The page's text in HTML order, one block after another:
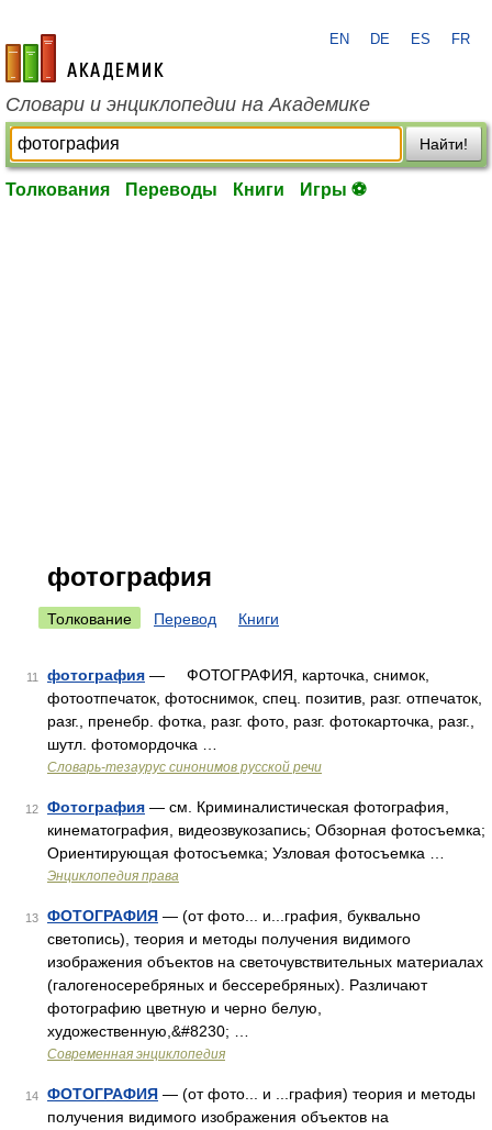
academic.ru
EN DE ES FR
Словари и энциклопедии на Академике
Найти!
Толкования Переводы Книги Игры ⚽
фотография
Толкование Перевод Книги
11 фотография — ФОТОГРАФИЯ, карточка, снимок,
фотоотпечаток, фотоснимок, спец. позитив, разг. отпечаток,
разг., пренебр. фотка, разг. фото, разг. фотокарточка, разг.,
шутл. фотомордочка …
Словарь-тезаурус синонимов русской речи
12 Фотография — см. Криминалистическая фотография,
кинематография, видеозвукозапись; Обзорная фотосъемка;
Ориентирующая фотосъемка; Узловая фотосъемка …
Энциклопедия права
13 ФОТОГРАФИЯ — (от фото... и...графия, буквально
светопись), теория и методы получения видимого
изображения объектов на светочувствительных материалах
(галогеносеребряных и бессеребряных). Различают
фотографию цветную и черно белую,
художественную,&#8230; …
Современная энциклопедия
14 ФОТОГРАФИЯ — (от фото... и ...графия) теория и методы
получения видимого изображения объектов на